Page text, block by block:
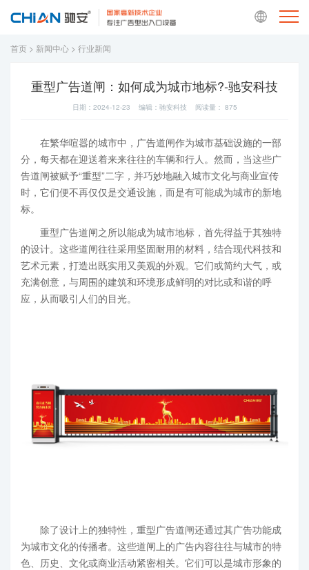
首页 > 新闻中心 > 行业新闻
重型广告道闸：如何成为城市地标?-驰安科技
日期：2024-12-23 编辑：驰安科技 阅读量： 875
在繁华喧嚣的城市中，广告道闸作为城市基础设施的一部
分，每天都在迎送着来来往往的车辆和行人。然而，当这些广
告道闸被赋予“重型”二字，并巧妙地融入城市文化与商业宣传
时，它们便不再仅仅是交通设施，而是有可能成为城市的新地
标。
重型广告道闸之所以能成为城市地标，首先得益于其独特
的设计。这些道闸往往采用坚固耐用的材料，结合现代科技和
艺术元素，打造出既实用又美观的外观。它们或简约大气，或
充满创意，与周围的建筑和环境形成鲜明的对比或和谐的呼
应，从而吸引人们的目光。
除了设计上的独特性，重型广告道闸还通过其广告功能成
为城市文化的传播者。这些道闸上的广告内容往往与城市的特
色、历史、文化或商业活动紧密相关。它们可以是城市形象的